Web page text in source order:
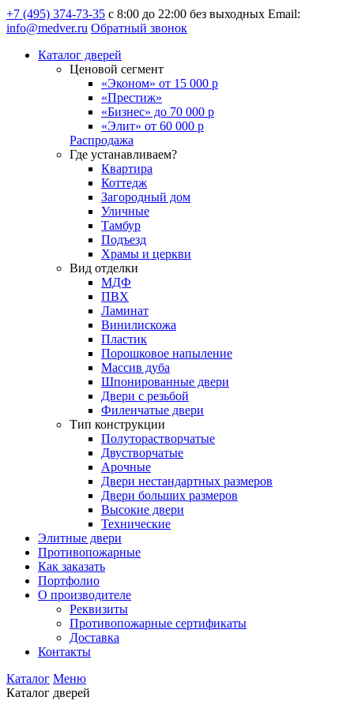
+7 (495) 374-73-35 с 8:00 до 22:00 без выходных Email:
info@medver.ru Обратный звонок
Каталог дверей
Ценовой сегмент
«Эконом» от 15 000 р
«Престиж»
«Бизнес» до 70 000 р
«Элит» от 60 000 р
Распродажа
Где устанавливаем?
Квартира
Коттедж
Загородный дом
Уличные
Тамбур
Подъезд
Храмы и церкви
Вид отделки
МДФ
ПВХ
Ламинат
Винилискожа
Пластик
Порошковое напыление
Массив дуба
Шпонированные двери
Двери с резьбой
Филенчатые двери
Тип конструкции
Полуторастворчатые
Двустворчатые
Арочные
Двери нестандартных размеров
Двери больших размеров
Высокие двери
Технические
Элитные двери
Противопожарные
Как заказать
Портфолио
О производителе
Реквизиты
Противопожарные сертификаты
Доставка
Контакты
Каталог Меню
Каталог дверей